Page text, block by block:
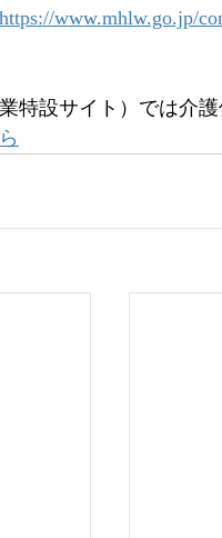
https://www.mhlw.go.jp/
特設サイト）では介